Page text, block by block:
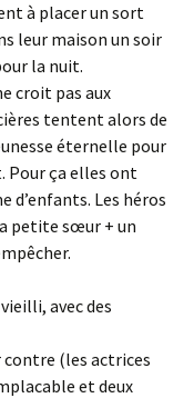
à placer un sort
leur maison un soir
la nuit.
croit pas aux
tentent alors de
éternelle pour
Pour ça elles ont
d’enfants. Les héros
petite sœur + un
avec des
contre (les actrices
et deux